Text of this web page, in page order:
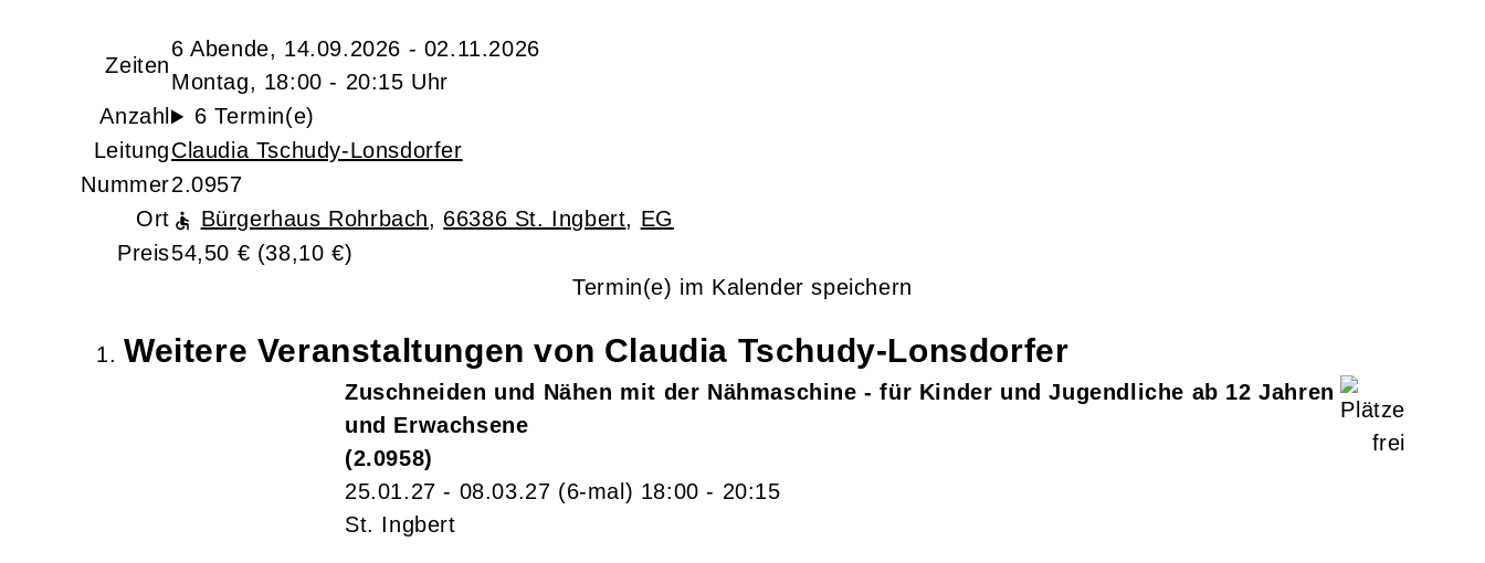
Zeiten
6 Abende, 14.09.2026 - 02.11.2026
Montag, 18:00 - 20:15 Uhr
Anzahl
6 Termin(e)
LeitungClaudia Tschudy-Lonsdorfer
Nummer2.0957
Ort
Bürgerhaus Rohrbach, 66386 St. Ingbert, EG
Preis54,50 € (38,10 €)
Termin(e) im Kalender speichern
Weitere Veranstaltungen von Claudia Tschudy-Lonsdorfer
Zuschneiden und Nähen mit der Nähmaschine - für Kinder und Jugendliche ab 12 Jahren
und Erwachsene
2.0958
25.01.27 - 08.03.27 (6-mal) 18:00 - 20:15
St. Ingbert